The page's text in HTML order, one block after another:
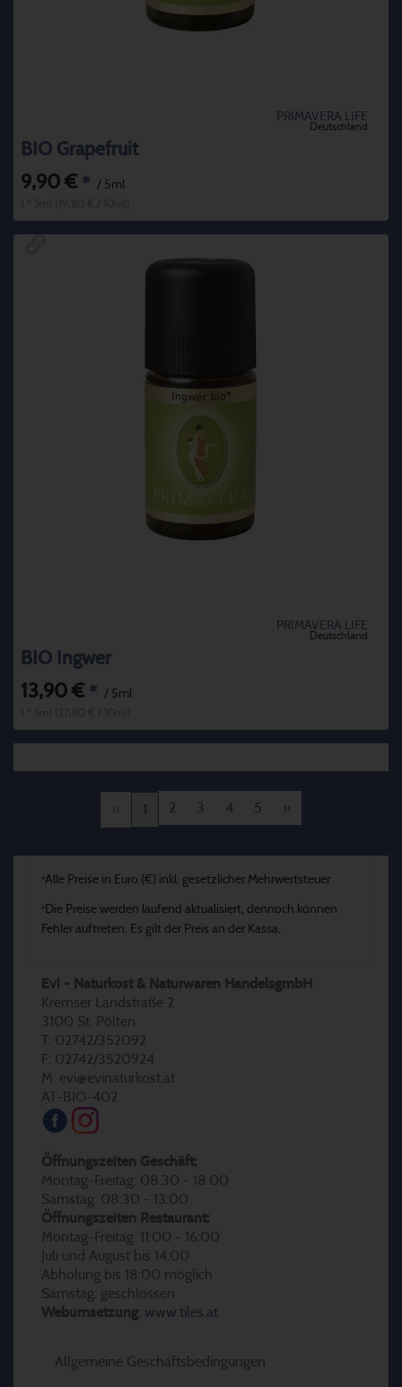
PRIMAVERA LIFE
Deutschland
BIO Grapefruit
9,90 € * / 5ml
PRIMAVERA LIFE
Deutschland
BIO Ingwer
13,90 € * / 5ml
1 2 3 4 5 »
*Alle Preise in Euro (€) inkl. gesetzlicher Mehrwertsteuer
* Die Preise werden laufend aktualisiert, dennoch können
Fehler auftreten. Es gilt der Preis an der Kassa.
Evi - Naturkost & Naturwaren HandelsgmbH
Kremser Landstraße 2
3100 St. Pölten
T: 02742/352092
F: 02742/3520924
M: evi@evinaturkost.at
AT-BIO-402
Öffnungszeiten Geschäft:
Montag-Freitag: 08:30 - 18:00
Samstag: 08:30 - 13:00
Öffnungszeiten Restaurant:
Montag-Freitag: 11:00 - 16:00
Juli und August bis 14:00
Abholung bis 18:00 möglich
Samstag: geschlossen
Webumsetzung: www.tiles.at
Allgemeine Geschäftsbedingungen